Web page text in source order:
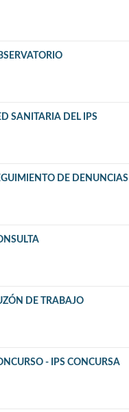
SANITARIA DEL IPS
DE DENUNCIAS
DE TRABAJO
- IPS CONCURSA